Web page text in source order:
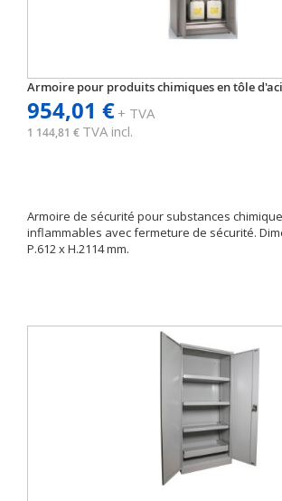
Armoire pour produits chimiques en tôle
954,01 €+ TVA
1 144,81 € TVA incl.
Armoire de sécurité pour substances
inflammables avec fermeture de sécurité.
P.612 x H.2114 mm.